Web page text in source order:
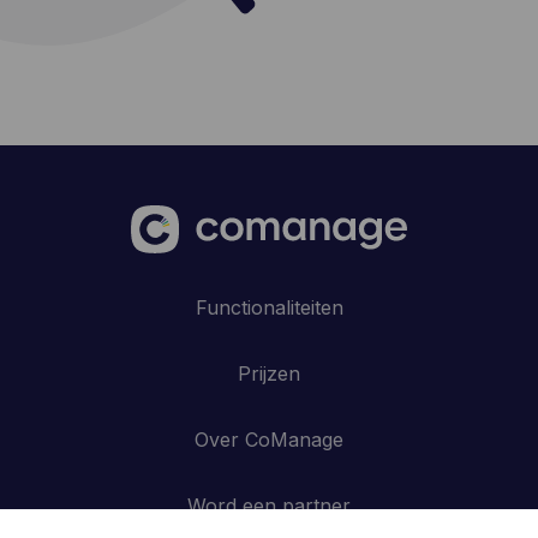
Functionaliteiten
Prijzen
Over CoManage
Word een partner